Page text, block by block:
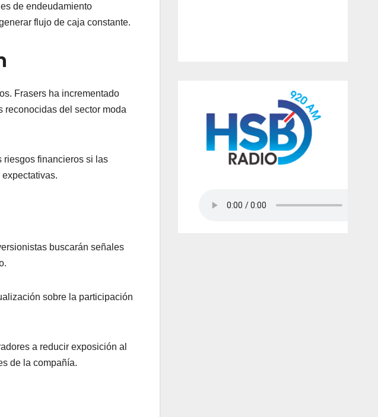
de endeudamiento
flujo de caja constante.
Frasers ha incrementado
reconocidas del sector moda
riesgos financieros si las
buscarán señales
sobre la participación
a reducir exposición al
de la compañía.